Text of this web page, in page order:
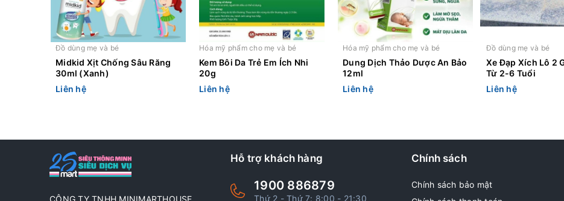
Đồ dùng mẹ và bé
Midkid Xịt Chống Sâu Răng
30ml (Xanh)
Liên hệ
Hóa mỹ phẩm cho mẹ và bé
Kem Bôi Da Trẻ Em Ích Nhi
20g
Liên hệ
Hóa mỹ phẩm cho mẹ và bé
Dung Dịch Thảo Dược An Bảo
12ml
Liên hệ
Đồ dùng mẹ và bé
Xe Đạp Xích Lô 2
Từ 2-6 Tuổi
Liên hệ
CÔNG TY TNHH MINIMARTHOUSE
Hỗ trợ khách hàng
1900 886879
Thứ 2 - Thứ 7: 8:00 - 21:30
Chính sách
Chính sách bảo mật